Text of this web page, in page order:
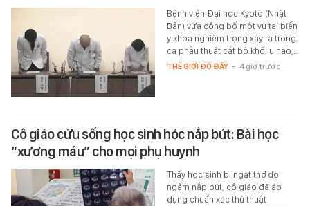
Bệnh viện Đại học Kyoto (Nhật
Bản) vừa công bố một vụ tai biến
y khoa nghiêm trọng xảy ra trong
ca phẫu thuật cắt bỏ khối u não,…
THẾ GIỚI ĐÓ ĐÂY - 4 giờ trước
Cô giáo cứu sống học sinh hóc nắp bút: Bài học
“xương máu” cho mọi phụ huynh
Thấy học sinh bị ngạt thở do
ngậm nắp bút, cô giáo đã áp
dụng chuẩn xác thủ thuật